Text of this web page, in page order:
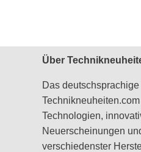
Über
Das
Technologien,
Neuerscheinungen
verschiedenster